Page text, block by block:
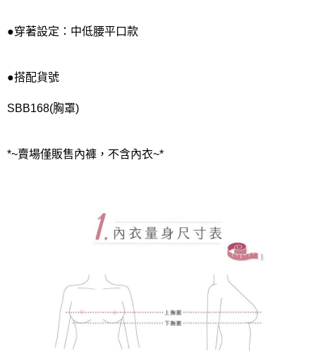
●穿著設定：中低腰平口款
●搭配貨號
SBB168(胸罩)
*~賣場僅販售內褲，不含內衣~*